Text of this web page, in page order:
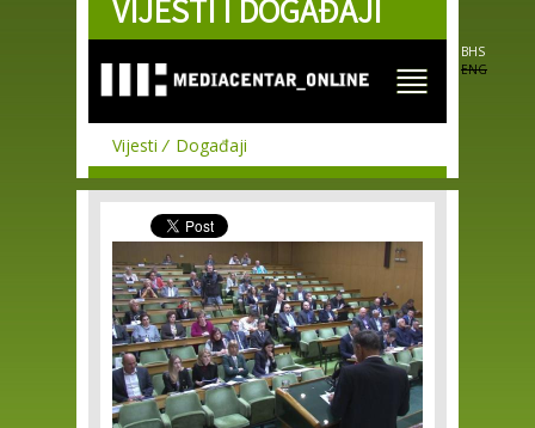
Skip to
main
VIJESTI I DOGAĐAJI
BHS
ENG
Vijesti Događaji